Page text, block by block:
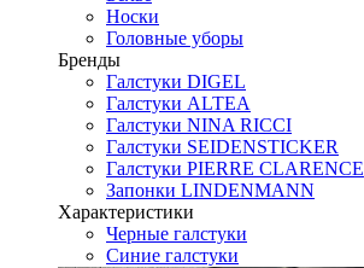
Носки
Головные уборы
Бренды
Галстуки DIGEL
Галстуки ALTEA
Галстуки NINA RICCI
Галстуки SEIDENSTICKER
Галстуки PIERRE CLARENCE
Запонки LINDENMANN
Характеристики
Черные галстуки
Синие галстуки